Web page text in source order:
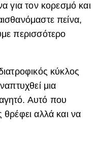
για τον κορεσμό και
πείνα,
περισσότερο
κύκλος
μια
Αυτό που
αλλά και να